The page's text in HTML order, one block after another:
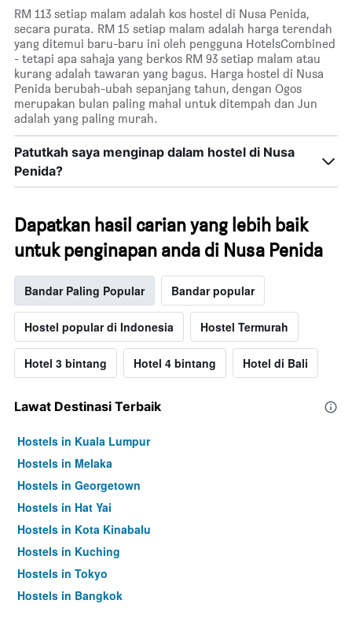
RM 113 setiap malam adalah kos hostel di Nusa Penida,
secara purata. RM 15 setiap malam adalah harga terendah
yang ditemui baru-baru ini oleh pengguna HotelsCombined
- tetapi apa sahaja yang berkos RM 93 setiap malam atau
kurang adalah tawaran yang bagus. Harga hostel di Nusa
Penida berubah-ubah sepanjang tahun, dengan Ogos
merupakan bulan paling mahal untuk ditempah dan Jun
adalah yang paling murah.
Patutkah saya menginap dalam hostel di Nusa
Penida?
Dapatkan hasil carian yang lebih baik
untuk penginapan anda di Nusa Penida
Bandar Paling Popular Bandar popular
Hostel popular di Indonesia Hostel Termurah
Hotel 3 bintang Hotel 4 bintang Hotel di Bali
Lawat Destinasi Terbaik
Hostels in Kuala Lumpur
Hostels in Melaka
Hostels in Georgetown
Hostels in Hat Yai
Hostels in Kota Kinabalu
Hostels in Kuching
Hostels in Tokyo
Hostels in Bangkok